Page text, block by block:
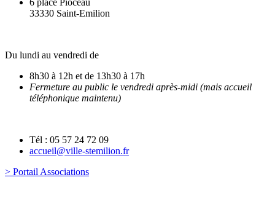
33330 Saint-Emilion
Du lundi au vendredi de
8h30 à 12h et de 13h30 à 17h
Fermeture au public le vendredi après-midi (mais accueil
téléphonique maintenu)
Tél : 05 57 24 72 09
accueil@ville-stemilion.fr
> Portail Associations